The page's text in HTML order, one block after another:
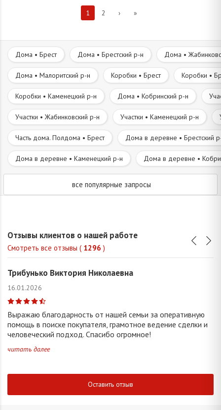
1 2 › »
Дома • Брест Дома • Брестский р-н Дома •
Дома • Малоритский р-н Коробки • Брест Коробки •
Коробки • Каменецкий р-н Дома • Кобринский р-н
Участки • Жабинковский р-н Участки • Каменецкий р-н
Часть дома. Полдома • Брест Дома в деревне • Брестский
Дома в деревне • Каменецкий р-н Дома в деревне •
все популярные запросы
Отзывы клиентов о нашей работе
Смотреть все отзывы ( 1296 )
Трибунько Виктория Николаевна
16.01.2026
Выражаю благодарность от нашей семьи за оперативную
помощь в поиске покупателя, грамотное ведение сделки и
человеческий подход. Спасибо огромное!
читать далее
Оставить отзыв